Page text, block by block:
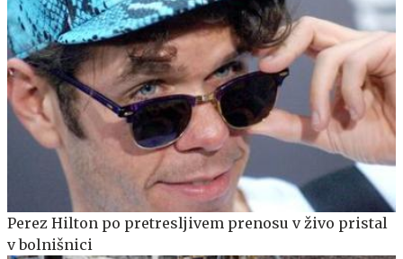
Perez Hilton po pretresljivem prenosu v živo pristal
v bolnišnici